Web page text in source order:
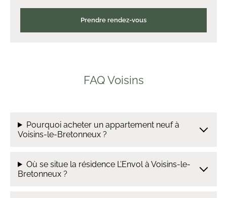
Prendre rendez-vous
FAQ Voisins
Pourquoi acheter un appartement neuf à
Voisins-le-Bretonneux ?
Où se situe la résidence L’Envol à Voisins-le-
Bretonneux ?